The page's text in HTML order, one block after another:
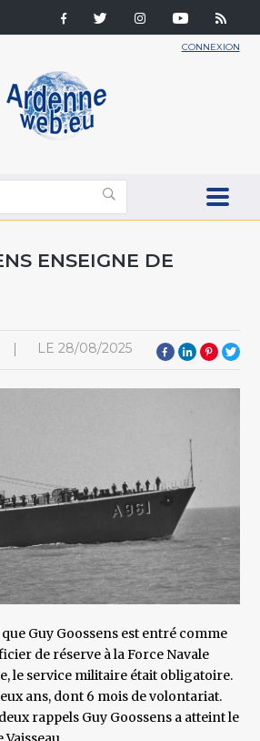
CONNEXION
ENSEIGNE DE
LE 28/08/2025
Guy Goossens est entré comme
de réserve à la Force Navale
le service militaire était obligatoire.
ans, dont 6 mois de volontariat.
rappels Guy Goossens a atteint le